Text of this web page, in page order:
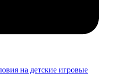
на детские игровые